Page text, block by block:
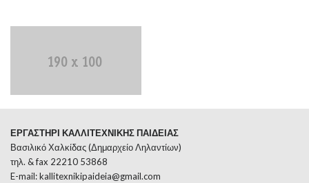
ΕΡΓΑΣΤΗΡΙ ΚΑΛΛΙΤΕΧΝΙΚΗΣ ΠΑΙΔΕΙΑΣ
Βασιλικό Χαλκίδας (Δημαρχείο Ληλαντίων)
τηλ. & fax 22210 53868
E-mail:kallitexnikipaideia@gmail.com